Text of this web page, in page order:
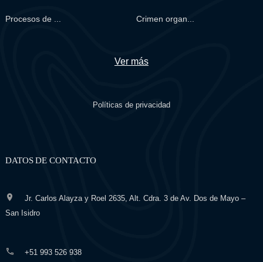
Procesos de ... Crimen organ...
Ver más
Políticas de privacidad
DATOS DE CONTACTO
Jr. Carlos Alayza y Roel 2635, Alt. Cdra. 3 de Av. Dos de Mayo –
San Isidro
+51 993 526 938